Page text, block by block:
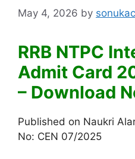
May 4, 2026 by
RRB NTPC
Admit Card
– Download
Published on Naukri
No: CEN 07/2025